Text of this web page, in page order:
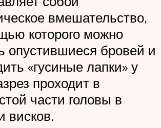
вмешательство,
которого можно
опустившиеся бровей и
«гусиные лапки» у
проходит в
части головы в
висков.